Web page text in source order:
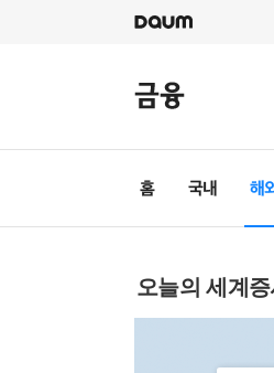
오늘의 세계증